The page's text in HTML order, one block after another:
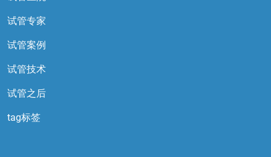
试管专家
试管案例
试管技术
试管之后
tag标签